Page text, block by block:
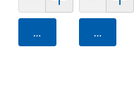
Agregar Agregar